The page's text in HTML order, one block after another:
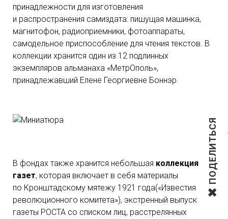
ПОДЕЛИТЬСЯ
принадлежности для изготовления
и распространения самиздата: пишущая машинка,
магнитофон, радиоприемники, фотоаппараты,
самодельное приспособление для чтения текстов. В
коллекции хранится один из 12 подлинных
экземпляров альманаха «МетрОполь»,
принадлежавший Елене Георгиевне Боннэр.
В фондах также хранится небольшая коллекция
газет, которая включает в себя материалы
по Кронштадскому мятежу 1921 года(«Известия
революционного комитета»), экстренный выпуск
газеты РОСТА со списком лиц, расстрелянных